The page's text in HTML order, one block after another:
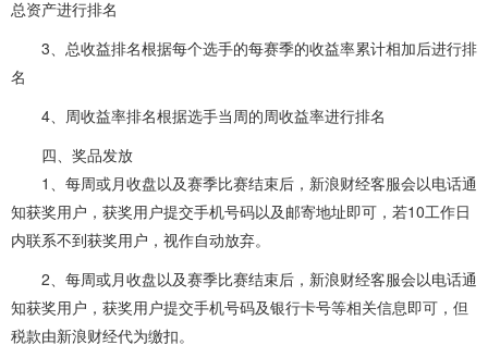
总资产进行排名
3、总收益排名根据每个选手的每赛季的收益率累计相加后进行排
名
4、周收益率排名根据选手当周的周收益率进行排名
四、奖品发放
1、每周或月收盘以及赛季比赛结束后，新浪财经客服会以电话通
知获奖用户，获奖用户提交手机号码以及邮寄地址即可，若10工作日
内联系不到获奖用户，视作自动放弃。
2、每周或月收盘以及赛季比赛结束后，新浪财经客服会以电话通
知获奖用户，获奖用户提交手机号码及银行卡号等相关信息即可，但
税款由新浪财经代为缴扣。